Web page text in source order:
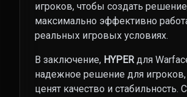
игроков, чтобы создать
максимально эффективно
реальных игровых условиях.
В заключение, HYPERдля
надежное решение для
ценят качество и стабильность.